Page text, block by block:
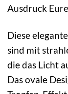
Ausdruck
Diese
sind mit
die das Licht
Das ovale